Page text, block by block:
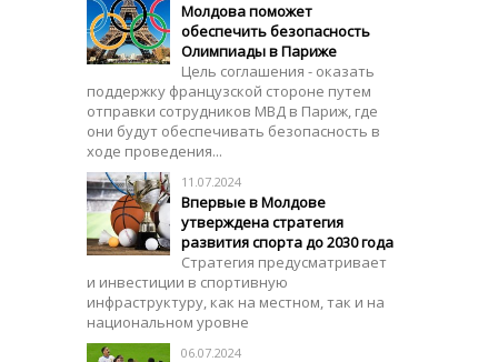
Молдова поможет
обеспечить безопасность
Олимпиады в Париже
Цель соглашения - оказать
поддержку французской стороне путем
отправки сотрудников МВД в Париж, где
они будут обеспечивать безопасность в
ходе проведения...
11.07.2024
Впервые в Молдове
утверждена стратегия
развития спорта до 2030 года
Стратегия предусматривает
и инвестиции в спортивную
инфраструктуру, как на местном, так и на
национальном уровне
06.07.2024